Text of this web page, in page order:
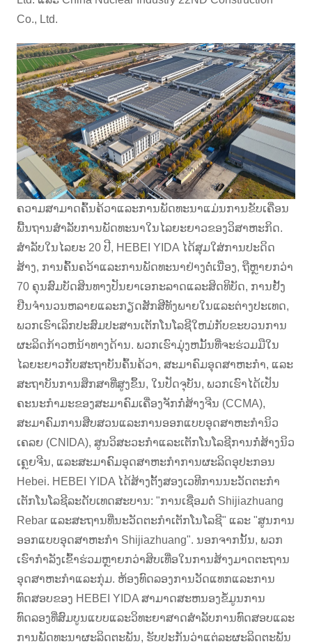
Co., Ltd.
ຄວາມ​ສາ​ມາດ​ຄົ້ນ​ຄ້​ວາ​ແລະ​ການ​ພັດ​ທະ​ນາ​ແມ່ນ​ການ​ຂັບ​ເຄື່ອນ​
ພື້ນ​ຖານ​ສໍາ​ລັບ​ການ​ພັດ​ທະ​ນາ​ໃນ​ໄລ​ຍະ​ຍາວ​ຂອງ​ວິ​ສາ​ຫະ​ກິດ.
ສໍາລັບໃນໄລຍະ 20 ປີ, HEBEI YIDA ໄດ້ສຸມໃສ່ການປະດິດ
ສ້າງ, ການຄົ້ນຄວ້າແລະການພັດທະນາຢ່າງຕໍ່ເນື່ອງ, ຖືຫຼາຍກວ່າ
70 ຄຸນສົມບັດສິນທາງປັນຍາເອກະລາດແລະສິດທິບັດ, ການຢັ້ງ
ຢືນຈໍານວນຫລາຍແລະກຽດສັກສີທັງພາຍໃນແລະຕ່າງປະເທດ,
ພວກເຮົາເລິກປະສົມປະສານເຕັກໂນໂລຊີໃຫມ່ກັບຂະບວນການ
ຜະລິດກ້າວຫນ້າທາງດ້ານ. ພວກເຮົາມຸ່ງຫມັ້ນທີ່ຈະຮ່ວມມືໃນ
ໄລຍະຍາວກັບສະຖາບັນຄົ້ນຄ້ວາ, ສະມາຄົມອຸດສາຫະກໍາ, ແລະ
ສະຖາບັນການສຶກສາທີ່ສູງຂຶ້ນ, ໃນປັດຈຸບັນ, ພວກເຮົາໄດ້ເປັນ
ຄະນະກໍາມະຂອງສະມາຄົມເຄື່ອງຈັກກໍ່ສ້າງຈີນ (CCMA),
ສະມາຄົມການສືບສວນແລະການອອກແບບອຸດສາຫະກໍານິວ
ເຄລຍ (CNIDA), ສູນວິສະວະກໍາແລະເຕັກໂນໂລຊີການກໍ່ສ້າງນິວ
ເຄຼຍຈີນ, ແລະສະມາຄົມອຸດສາຫະກໍາການຜະລິດອຸປະກອນ
Hebei. HEBEI YIDA ໄດ້​ສ້າງ​ຕັ້ງ​ສອງ​ເວທີ​ການ​ນະ​ວັດ​ຕະ​ກໍາ​
ເຕັກ​ໂນ​ໂລ​ຊີ​ລະ​ດັບ​ເທດ​ສະ​ບານ​: "ການ​ເຊື່ອມ​ຕໍ່ Shijiazhuang
Rebar ແລະ​ສະ​ຖານ​ທີ່​ນະ​ວັດ​ຕະ​ກໍາ​ເຕັກ​ໂນ​ໂລ​ຊີ​" ແລະ "ສູນ​ການ​
ອອກ​ແບບ​ອຸດ​ສາ​ຫະ​ກໍາ Shijiazhuang​"​. ນອກຈາກນັ້ນ, ພວກ
ເຮົາກໍາລັງເຂົ້າຮ່ວມຫຼາຍກວ່າສິບເທື່ອໃນການສ້າງມາດຕະຖານ
ອຸດສາຫະກໍາແລະກຸ່ມ. ຫ້ອງທົດລອງການວັດແທກແລະການ
ທົດສອບຂອງ HEBEI YIDA ສາມາດສະຫນອງຂໍ້ມູນການ
ທົດລອງທີ່ສົມບູນແບບແລະວິທະຍາສາດສໍາລັບການທົດສອບແລະ
ການພັດທະນາຜະລິດຕະພັນ, ຮັບປະກັນວ່າແຕ່ລະຜະລິດຕະພັນ